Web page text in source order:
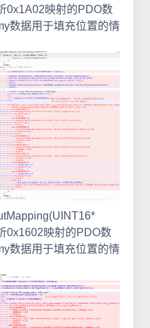
0x1A02映射的PDO数
数据用于填充位置的情
0x1602映射的PDO数
数据用于填充位置的情